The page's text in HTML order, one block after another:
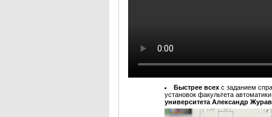
Быстрее всех с заданием
установок факультета
университета Александр